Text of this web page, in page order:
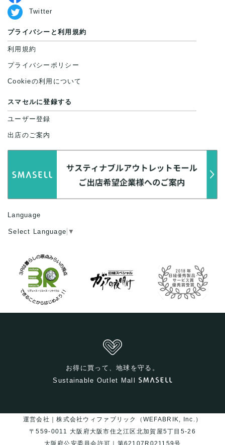
Twitter
プライバシーと利用規約
利用規約
プライバシーポリシー
Cookieの利用について
スマセルに登録する
ユーザー登録
出店のご案内
Language
Select Language ▼
お得に買って、地球を守る。
Sustainable Outlet Mall
運営会社｜株式会社ウィファブリック（WEFABRIK, Inc.）
〒559-0011 大阪府大阪市住之江区北加賀屋5丁目5-26